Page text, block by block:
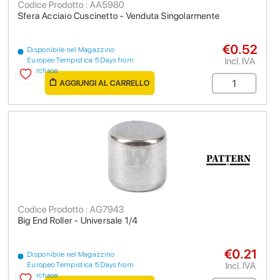
Sfera Acciaio Cuscinetto - Venduta Singolarmente
Codice Prodotto : AA5980
Disponibile nel Magazzino
Europeo Tempistica 5 Days from
purchase
€0.52
Incl. IVA
AGGIUNGI AL CARRELLO
Big End Roller - Universale 1/4
Codice Prodotto : AG7943
Disponibile nel Magazzino
Europeo Tempistica 5 Days from
purchase
€0.21
Incl. IVA